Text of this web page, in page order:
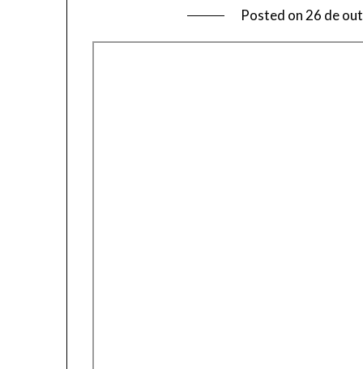
Posted on26 de